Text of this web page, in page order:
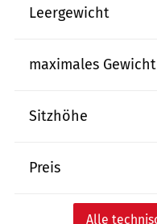
Leergewicht
maximales Gewicht
Sitzhöhe
Preis
Alle